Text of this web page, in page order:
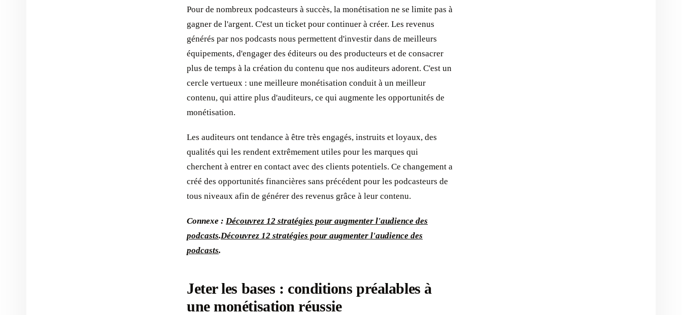
Pour de nombreux podcasteurs à succès, la monétisation ne se limite pas à
gagner de l'argent. C'est un ticket pour continuer à créer. Les revenus
générés par nos podcasts nous permettent d'investir dans de meilleurs
équipements, d'engager des éditeurs ou des producteurs et de consacrer
plus de temps à la création du contenu que nos auditeurs adorent. C'est un
cercle vertueux : une meilleure monétisation conduit à un meilleur
contenu, qui attire plus d'auditeurs, ce qui augmente les opportunités de
monétisation.
Les auditeurs ont tendance à être très engagés, instruits et loyaux, des
qualités qui les rendent extrêmement utiles pour les marques qui
cherchent à entrer en contact avec des clients potentiels. Ce changement a
créé des opportunités financières sans précédent pour les podcasteurs de
tous niveaux afin de générer des revenus grâce à leur contenu.
Connexe : Découvrez 12 stratégies pour augmenter l'audience des
podcasts.Découvrez 12 stratégies pour augmenter l'audience des
podcasts.
Jeter les bases : conditions préalables à
une monétisation réussie